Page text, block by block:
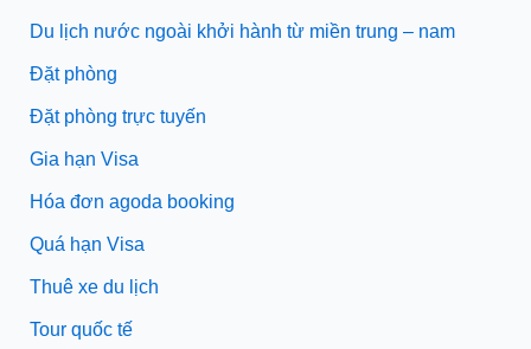
Du lịch nước ngoài khởi hành từ miền trung – nam
Đặt phòng
Đặt phòng trực tuyến
Gia hạn Visa
Hóa đơn agoda booking
Quá hạn Visa
Thuê xe du lịch
Tour quốc tế